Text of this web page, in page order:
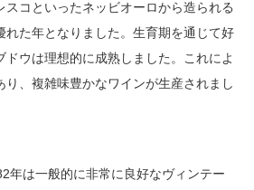
スコといったネッビオーロから造られる
れた年となりました。生育期を通じて好
ドウは理想的に成熟しました。これによ
り、複雑味豊かなワインが生産されまし
年は一般的に非常に良好なヴィンテー